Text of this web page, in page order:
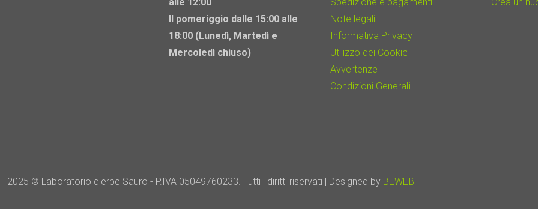
Il pomeriggio dalle 15:00 alle
18:00 (Lunedì, Martedì e
Mercoledì chiuso)
Note legali
Informativa Privacy
Utilizzo dei Cookie
Avvertenze
Condizioni Generali
2025 © Laboratorio d'erbe Sauro - P.IVA 05049760233. Tutti i diritti riservati | Designed by BEWEB